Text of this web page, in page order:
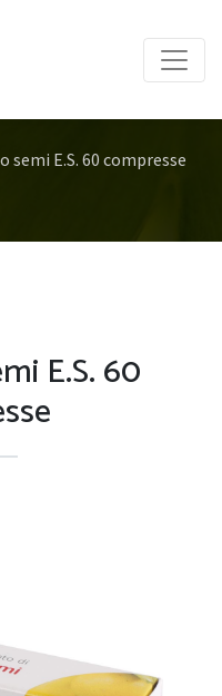
semi E.S. 60 compresse
E.S. 60